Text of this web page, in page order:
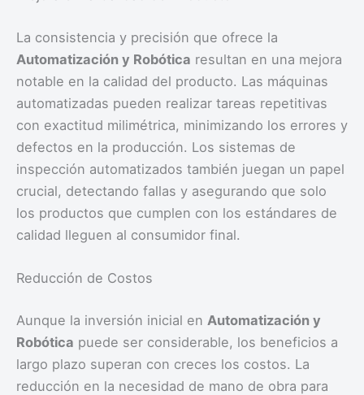
La consistencia y precisión que ofrece la
Automatización y Robótica resultan en una mejora
notable en la calidad del producto. Las máquinas
automatizadas pueden realizar tareas repetitivas
con exactitud milimétrica, minimizando los errores y
defectos en la producción. Los sistemas de
inspección automatizados también juegan un papel
crucial, detectando fallas y asegurando que solo
los productos que cumplen con los estándares de
calidad lleguen al consumidor final.
Reducción de Costos
Aunque la inversión inicial en Automatización y
Robótica puede ser considerable, los beneficios a
largo plazo superan con creces los costos. La
reducción en la necesidad de mano de obra para